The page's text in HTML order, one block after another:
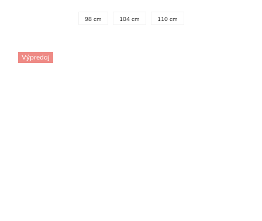
98 cm 104 cm 110 cm
Výpredaj